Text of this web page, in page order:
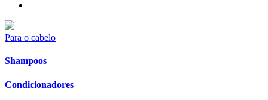
Para o cabelo
Shampoos
Condicionadores